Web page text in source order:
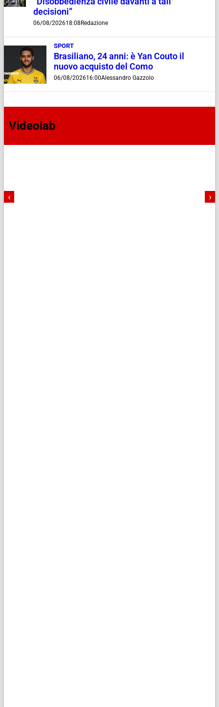
decisioni”
06/08/202618:08 Redazione
SPORT
Brasiliano, 24 anni: è Yan Couto il
nuovo acquisto del Como
06/08/202616:00Alessandro Gazzolo
Videolab
‹ ›